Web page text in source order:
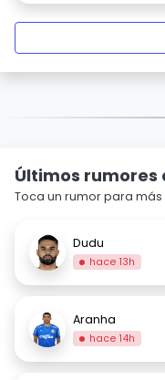
Últimos rumores
Toca un rumor para más
Dudu
hace 13h
Aranha
hace 14h